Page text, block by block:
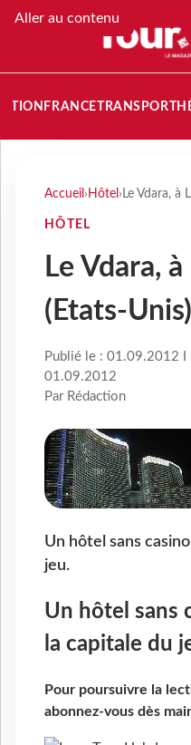
Aller au contenu
FRANCETRANSPORT
Accueil › Hôtel › Le Vdara, à
HÔTEL
Le Vdara,
(Etats-Unis)
Publié le : 01.09.2012 I
01.09.2012
Par Rédaction
Un hôtel sans
jeu.
Un hôtel sans
la capitale du
Pour poursuivre la
abonnez-vous dès